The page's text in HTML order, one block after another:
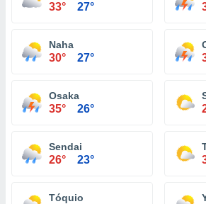
33° 27°
Naha
30° 27°
Osaka
35° 26°
Sendai
26° 23°
Tóquio